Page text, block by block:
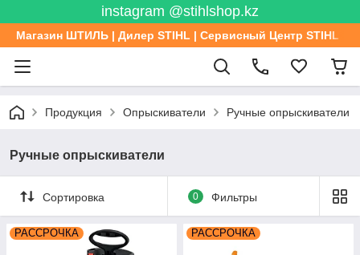
instagram @stihlshop.kz
Магазин ШТИЛЬ | Дилер STIHL | Сервисный Центр STIHL
Продукция Опрыскиватели Ручные опрыскиватели
Ручные опрыскиватели
Сортировка 0 Фильтры
РАССРОЧКА РАССРОЧКА